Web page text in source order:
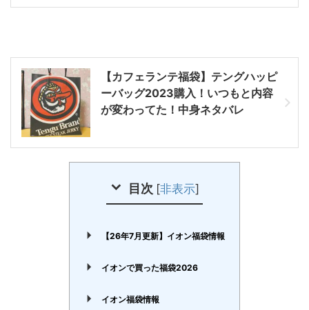
【カフェランテ福袋】テングハッピ
ーバッグ2023購入！いつもと内容
が変わってた！中身ネタバレ
目次 [非表示]
【26年7月更新】イオン福袋情報
イオンで買った福袋2026
イオン福袋情報